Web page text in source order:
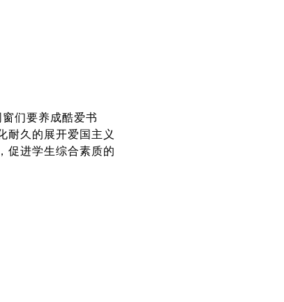
们要养成酷爱书
耐久的展开爱国主义
促进学生综合素质的